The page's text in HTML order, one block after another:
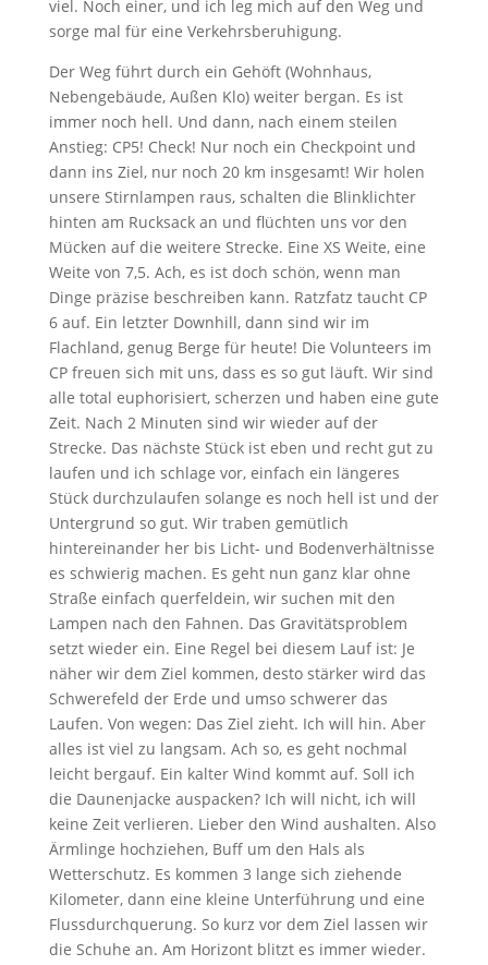
viel. Noch einer, und ich leg mich auf den Weg und
sorge mal für eine Verkehrsberuhigung.
Der Weg führt durch ein Gehöft (Wohnhaus,
Nebengebäude, Außen Klo) weiter bergan. Es ist
immer noch hell. Und dann, nach einem steilen
Anstieg: CP5! Check! Nur noch ein Checkpoint und
dann ins Ziel, nur noch 20 km insgesamt! Wir holen
unsere Stirnlampen raus, schalten die Blinklichter
hinten am Rucksack an und flüchten uns vor den
Mücken auf die weitere Strecke. Eine XS Weite, eine
Weite von 7,5. Ach, es ist doch schön, wenn man
Dinge präzise beschreiben kann. Ratzfatz taucht CP
6 auf. Ein letzter Downhill, dann sind wir im
Flachland, genug Berge für heute! Die Volunteers im
CP freuen sich mit uns, dass es so gut läuft. Wir sind
alle total euphorisiert, scherzen und haben eine gute
Zeit. Nach 2 Minuten sind wir wieder auf der
Strecke. Das nächste Stück ist eben und recht gut zu
laufen und ich schlage vor, einfach ein längeres
Stück durchzulaufen solange es noch hell ist und der
Untergrund so gut. Wir traben gemütlich
hintereinander her bis Licht- und Bodenverhältnisse
es schwierig machen. Es geht nun ganz klar ohne
Straße einfach querfeldein, wir suchen mit den
Lampen nach den Fahnen. Das Gravitätsproblem
setzt wieder ein. Eine Regel bei diesem Lauf ist: Je
näher wir dem Ziel kommen, desto stärker wird das
Schwerefeld der Erde und umso schwerer das
Laufen. Von wegen: Das Ziel zieht. Ich will hin. Aber
alles ist viel zu langsam. Ach so, es geht nochmal
leicht bergauf. Ein kalter Wind kommt auf. Soll ich
die Daunenjacke auspacken? Ich will nicht, ich will
keine Zeit verlieren. Lieber den Wind aushalten. Also
Ärmlinge hochziehen, Buff um den Hals als
Wetterschutz. Es kommen 3 lange sich ziehende
Kilometer, dann eine kleine Unterführung und eine
Flussdurchquerung. So kurz vor dem Ziel lassen wir
die Schuhe an. Am Horizont blitzt es immer wieder.